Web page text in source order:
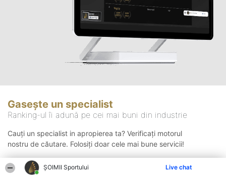
ȘOIMII Sportului Live chat
Gasește un specialist
Ranking-ul îi adună pe cei mai buni din industrie
Cauți un specialist in apropierea ta? Verificați motorul
nostru de căutare. Folosiți doar cele mai bune servicii!